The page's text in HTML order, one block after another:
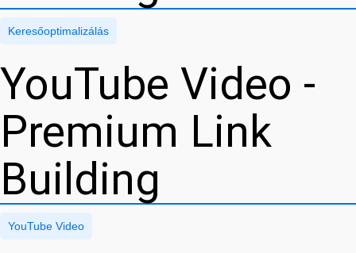
Keresőoptimalizálás
YouTube Video -
Premium Link
Building
YouTube Video